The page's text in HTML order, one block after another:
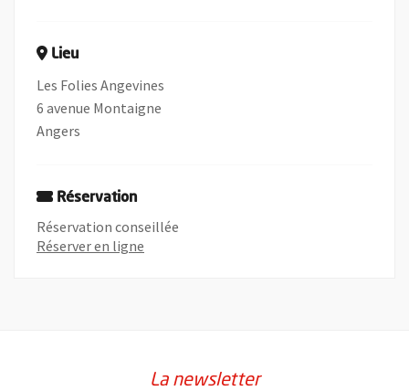
Lieu
Les Folies Angevines
6 avenue Montaigne
Angers
Réservation
Réservation conseillée
Réserver en ligne
La newsletter